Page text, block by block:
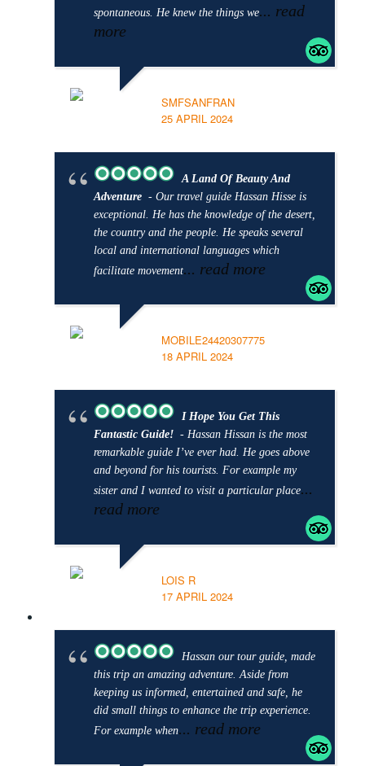
spontaneous. He knew the things we... read
more
SMFSANFRAN
25 APRIL 2024
A Land Of Beauty And
Adventure - Our travel guide Hassan Hisse is
exceptional. He has the knowledge of the desert,
the country and the people. He speaks several
local and international languages which
facilitate movement... read more
MOBILE24420307775
18 APRIL 2024
I Hope You Get This
Fantastic Guide! - Hassan Hissan is the most
remarkable guide I’ve ever had. He goes above
and beyond for his tourists. For example my
sister and I wanted to visit a particular place...
read more
LOIS R
17 APRIL 2024
Hassan our tour guide, made
this trip an amazing adventure. Aside from
keeping us informed, entertained and safe, he
did small things to enhance the trip experience.
For example when... read more